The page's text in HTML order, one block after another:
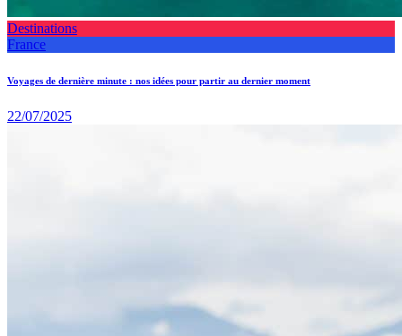
Destinations
France
Voyages de dernière minute : nos idées pour partir au dernier moment
22/07/2025